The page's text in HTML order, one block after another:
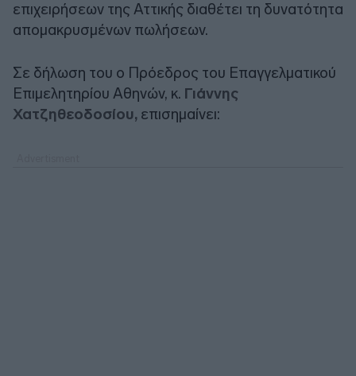
επιχειρήσεων της Αττικής διαθέτει τη δυνατότητα
απομακρυσμένων πωλήσεων.
Σε δήλωση του ο Πρόεδρος του Επαγγελματικού
Επιμελητηρίου Αθηνών, κ. Γιάννης
Χατζηθεοδοσίου, επισημαίνει: